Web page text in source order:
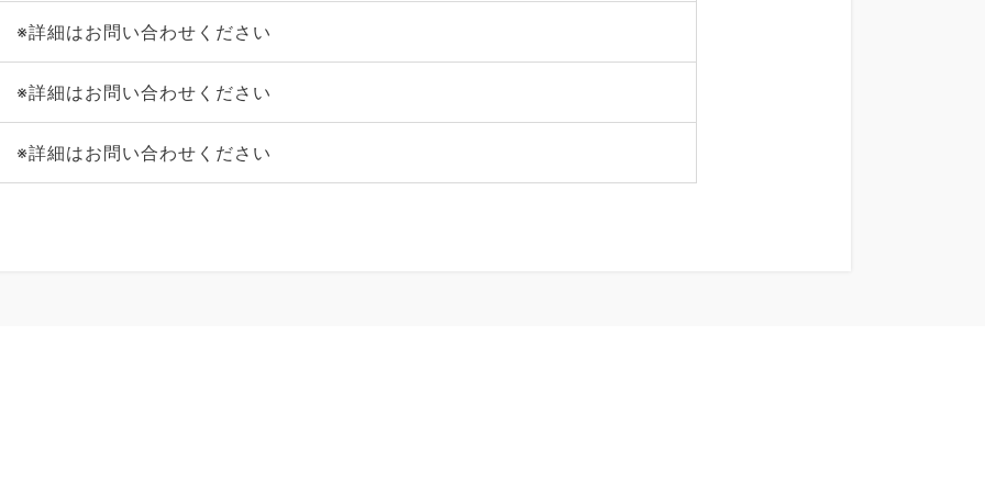
※詳細はお問い合わせください
※詳細はお問い合わせください
※詳細はお問い合わせください